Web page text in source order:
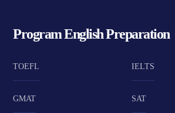
Program English Preparation
TOEFL IELTS
GMAT SAT